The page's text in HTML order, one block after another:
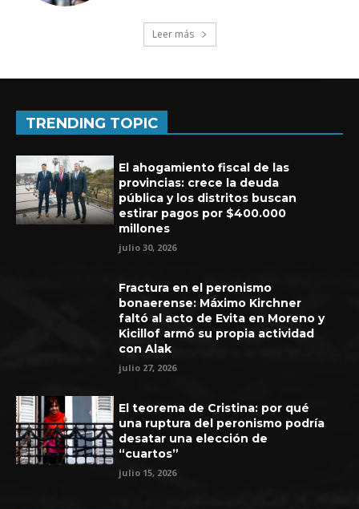
Experiencia de seis años en UEFA
Leer más
TRENDING TOPIC
El ahogamiento fiscal de las
provincias: crece la deuda
pública y los distritos buscan
estirar pagos por $400.000
millones
julio 30, 2026
Fractura en el peronismo
bonaerense: Máximo Kirchner
faltó al acto de Evita en Moreno y
Kicillof armó su propia actividad
con Alak
julio 27, 2026
El teorema de Cristina: por qué
una ruptura del peronismo podría
desatar una elección de
“cuartos”
julio 15, 2026